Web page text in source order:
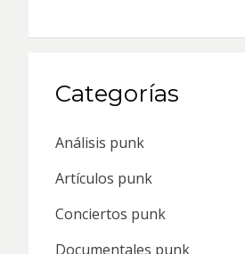
Categorías
Análisis punk
Artículos punk
Conciertos punk
Documentales punk